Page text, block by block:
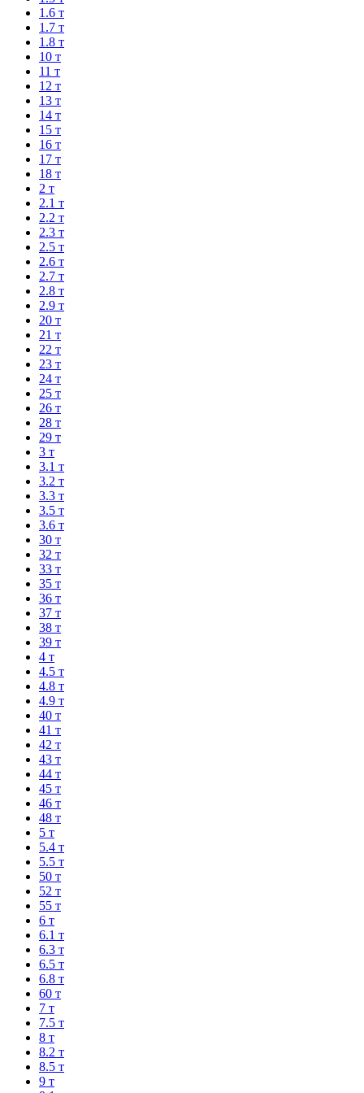
1.6 т
1.7 т
1.8 т
10 т
11 т
12 т
13 т
14 т
15 т
16 т
17 т
18 т
2 т
2.1 т
2.2 т
2.3 т
2.5 т
2.6 т
2.7 т
2.8 т
2.9 т
20 т
21 т
22 т
23 т
24 т
25 т
26 т
28 т
29 т
3 т
3.1 т
3.2 т
3.3 т
3.5 т
3.6 т
30 т
32 т
33 т
35 т
36 т
37 т
38 т
39 т
4 т
4.5 т
4.8 т
4.9 т
40 т
41 т
42 т
43 т
44 т
45 т
46 т
48 т
5 т
5.4 т
5.5 т
50 т
52 т
55 т
6 т
6.1 т
6.3 т
6.5 т
6.8 т
60 т
7 т
7.5 т
8 т
8.2 т
8.5 т
9 т